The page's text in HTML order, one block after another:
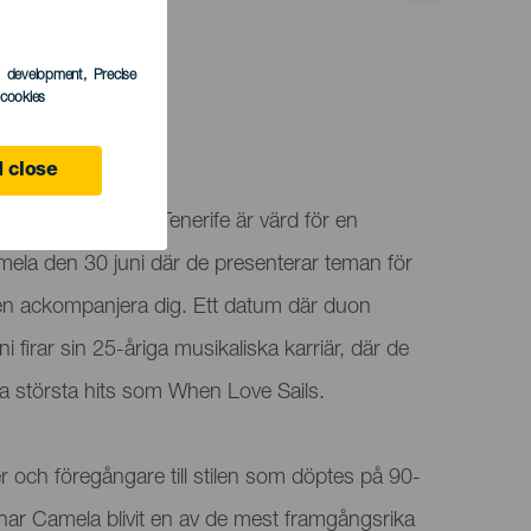
development, Precise
close
i Santa Cruz de Tenerife är värd för en
den 30 juni där de presenterar teman för
ackompanjera dig. Ett datum där duon
firar sin 25-åriga musikaliska karriär, där de
största hits som When Love Sails.
och föregångare till stilen som döptes på 90-
Camela blivit en av de mest framgångsrika